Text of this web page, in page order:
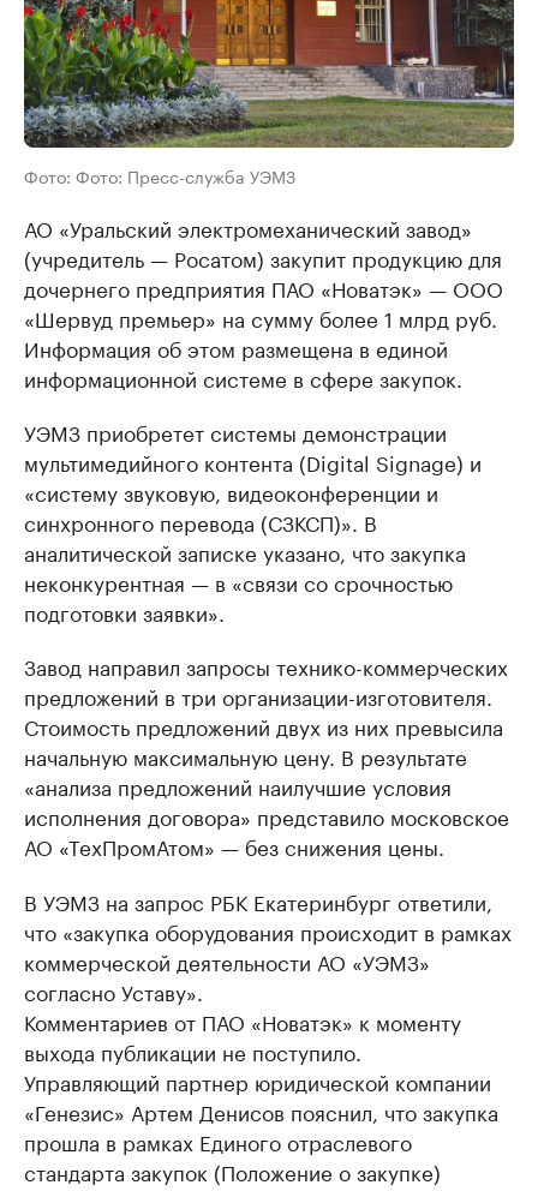
Фото: Фото: Пресс-служба УЭМЗ
АО «Уральский электромеханический завод»
(учредитель — Росатом) закупит продукцию для
дочернего предприятия ПАО «Новатэк» — ООО
«Шервуд премьер» на сумму более 1 млрд руб.
Информация об этом размещена в единой
информационной системе в сфере закупок.
УЭМЗ приобретет системы демонстрации
мультимедийного контента (Digital Signage) и
«систему звуковую, видеоконференции и
синхронного перевода (СЗКСП)». В
аналитической записке указано, что закупка
неконкурентная — в «связи со срочностью
подготовки заявки».
Завод направил запросы технико-коммерческих
предложений в три организации-изготовителя.
Стоимость предложений двух из них превысила
начальную максимальную цену. В результате
«анализа предложений наилучшие условия
исполнения договора» представило московское
АО «ТехПромАтом» — без снижения цены.
В УЭМЗ на запрос РБК Екатеринбург ответили,
что «закупка оборудования происходит в рамках
коммерческой деятельности АО «УЭМЗ»
согласно Уставу».
Комментариев от ПАО «Новатэк» к моменту
выхода публикации не поступило.
Управляющий партнер юридической компании
«Генезис» Артем Денисов пояснил, что закупка
прошла в рамках Единого отраслевого
стандарта закупок (Положение о закупке)